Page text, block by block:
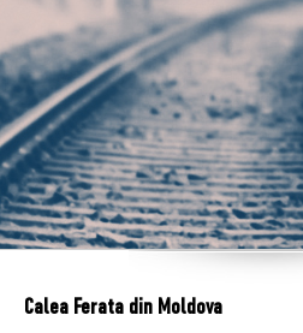
Calea Ferata din Moldova